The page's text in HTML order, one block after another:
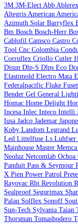
3M 3M-Elect Abb Ablerex
Altegris American
Azimuth Solar Barryflex
Bm Bosch Bosch-Herr
Cablofil Camsco Castro
Tool Cnc Colombia
Corruflex Criollo Cutler
Disun Dlp-S Dlps Eco
Elastimold Electro Mata
Federalpacific Fluke
Bender Gel General
Homac Home Delight
Incesa Inlec Inteco Intelli
Iusa Jadco Jademar
Koby Landom Legrand
Led Littelfuse Ls Luhfser
Mainhouse Master Memca
Neoluz Netcomlab Ochoa
Panduit Pass & Seymour
X Pien Power Patrol
Rayovac Rbi Revolution
Sealproof Segurimax
Palau Solflex Sonoff
Sun-Tech Sylvania Taian
Thorsman Tomasbodero